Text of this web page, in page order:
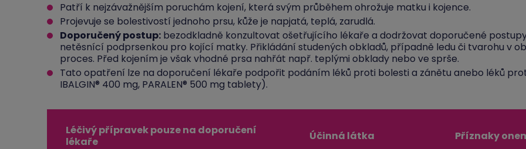
Patří k nejzávažnějším poruchám kojení, která svým průběhem ohrožuje matku i kojence.
Projevuje se bolestivostí jednoho prsu, kůže je napjatá, teplá, zarudlá.
Doporučený postup: bezodkladně konzultovat ošetřujícího lékaře a dodržovat doporučené
netěsnící podprsenkou pro kojící matky. Přikládání studených obkladů, případně ledu či tvarohu v
proces. Před kojením je však vhodné prsa nahřát např. teplými obklady nebo ve sprše.
Tato opatření lze na doporučení lékaře podpořit podáním léků proti bolesti a zánětu anebo léků
IBALGIN® 400 mg, PARALEN® 500 mg tablety).
Léčivý přípravek pouze na doporučení
lékaře
Účinná látka Příznaky